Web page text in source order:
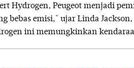
Hydrogen, Peugeot menjadi
bebas emisi," ujar Linda
ini memungkinkan